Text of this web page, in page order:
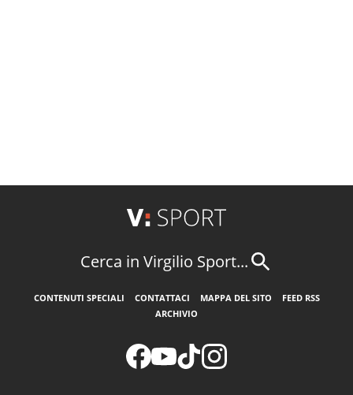
Cerca in Virgilio Sport...
CONTENUTI SPECIALI CONTATTACI MAPPA DEL SITO
FEED RSS
ARCHIVIO